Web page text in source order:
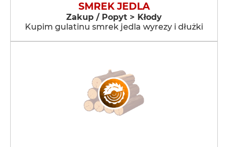
SMREK JEDLA
Zakup / Popyt > Kłody
Kupim gulatinu smrek jedla wyrezy i dłużki